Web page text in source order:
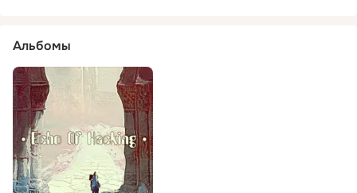
Альбомы